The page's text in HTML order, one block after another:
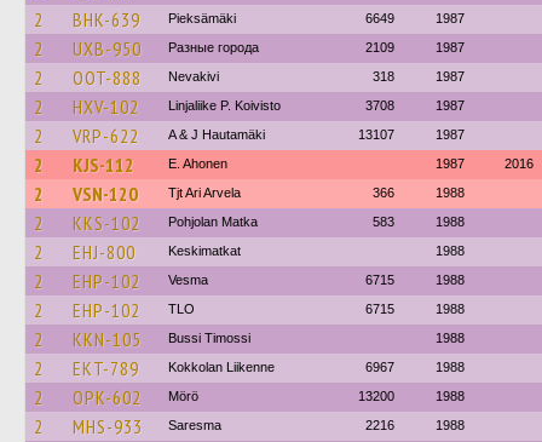
2 BHK-639 Pieksämäki 6649 1987
2 UXB-950 Разные города 2109 1987
2 OOT-888 Nevakivi 318 1987
2 HXV-102 Linjaliike P. Koivisto 3708 1987
2 VRP-622 A & J Hautamäki 13107 1987
2 KJS-112 E. Ahonen 1987 2016
2 VSN-120 Tjt Ari Arvela 366 1988
2 KKS-102 Pohjolan Matka 583 1988
2 EHJ-800 Keskimatkat 1988
2 EHP-102 Vesma 6715 1988
2 EHP-102 TLO 6715 1988
2 KKN-105 Bussi Timossi 1988
2 EKT-789 Kokkolan Liikenne 6967 1988
2 OPK-602 Mörö 13200 1988
2 MHS-933 Saresma 2216 1988